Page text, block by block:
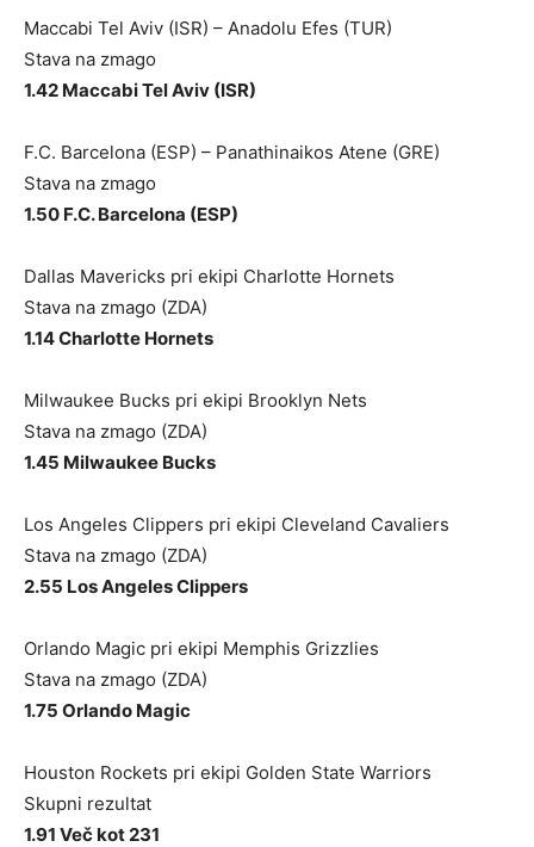
Maccabi Tel Aviv (ISR) – Anadolu Efes (TUR)
Stava na zmago
1.42 Maccabi Tel Aviv (ISR)
F.C. Barcelona (ESP) – Panathinaikos Atene (GRE)
Stava na zmago
1.50 F.C. Barcelona (ESP)
Dallas Mavericks pri ekipi Charlotte Hornets
Stava na zmago (ZDA)
1.14 Charlotte Hornets
Milwaukee Bucks pri ekipi Brooklyn Nets
Stava na zmago (ZDA)
1.45 Milwaukee Bucks
Los Angeles Clippers pri ekipi Cleveland Cavaliers
Stava na zmago (ZDA)
2.55 Los Angeles Clippers
Orlando Magic pri ekipi Memphis Grizzlies
Stava na zmago (ZDA)
1.75 Orlando Magic
Houston Rockets pri ekipi Golden State Warriors
Skupni rezultat
1.91 Več kot 231